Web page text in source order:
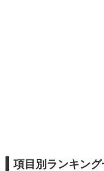
項目別ランキング